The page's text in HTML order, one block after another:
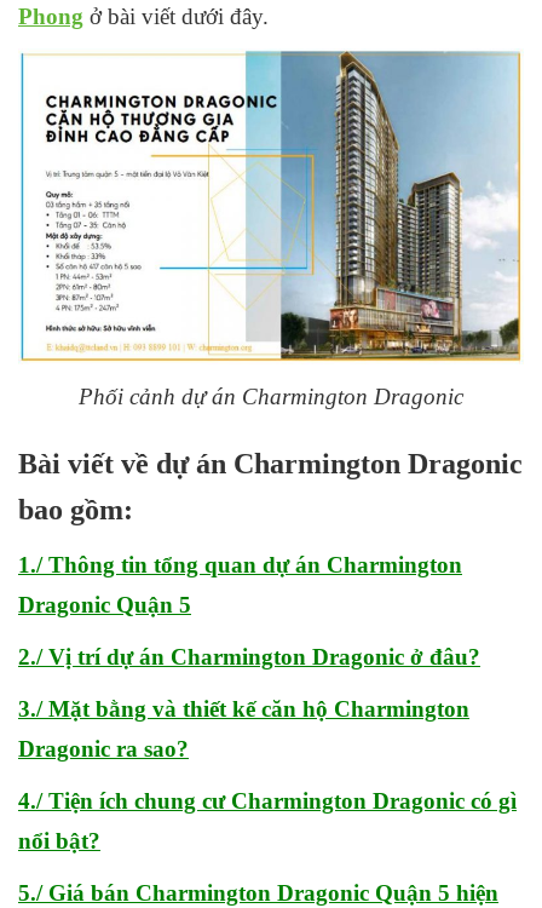
Phong ở bài viết dưới đây.
Phối cảnh dự án Charmington Dragonic
Bài viết về dự án Charmington Dragonic
bao gồm:
1./ Thông tin tổng quan dự án Charmington
Dragonic Quận 5
2./ Vị trí dự án Charmington Dragonic ở đâu?
3./ Mặt bằng và thiết kế căn hộ Charmington
Dragonic ra sao?
4./ Tiện ích chung cư Charmington Dragonic có gì
nổi bật?
5./ Giá bán Charmington Dragonic Quận 5 hiện